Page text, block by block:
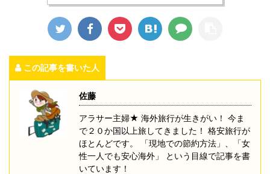
この記事を書いた人
佐藤
アラサー主婦★ 海外旅行が生きがい！ 今ま
で２０か国以上旅してきました！ 格安旅行が
ほとんどです。 「現地での節約方法」、「女
性一人でも安心海外」 という目線で記事を書
いています！